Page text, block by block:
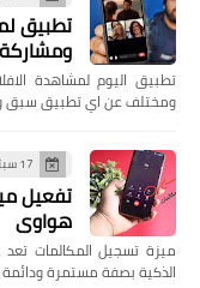
تطبيق
تطبيق اليوم لمشاهدة
ومختلف عن اي تطبيق سبق
17 سبتمبر 2022
تفعيل
هواوي
ميزة تسجيل المكالمات
الذكية بصفة مستمرة ودائمة